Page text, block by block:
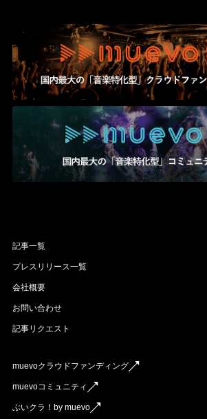
記事一覧
プレスリリース一覧
会社概要
お問い合わせ
記事リクエスト
muevoクラウドファンディング
muevoコミュニティ
ぶいクラ！by muevo